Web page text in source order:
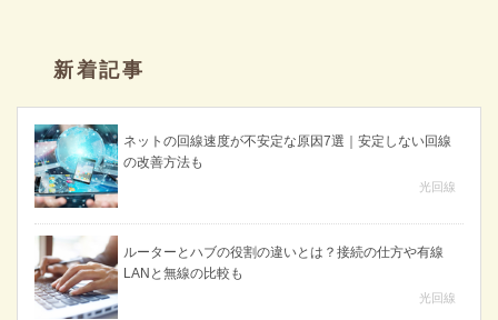
新着記事
ネットの回線速度が不安定な原因7選｜安定しない回線
の改善方法も
光回線
ルーターとハブの役割の違いとは？接続の仕方や有線
LANと無線の比較も
光回線